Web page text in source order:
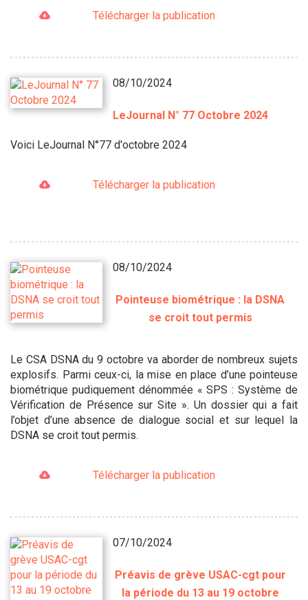
Télécharger la publication
08/10/2024
LeJournal N° 77 Octobre 2024
Voici LeJournal N°77 d'octobre 2024
Télécharger la publication
08/10/2024
Pointeuse biométrique : la DSNA
se croit tout permis
Le CSA DSNA du 9 octobre va aborder de nombreux sujets
explosifs. Parmi ceux-ci, la mise en place d’une pointeuse
biométrique pudiquement dénommée « SPS : Système de
Vérification de Présence sur Site ». Un dossier qui a fait
l’objet d’une absence de dialogue social et sur lequel la
DSNA se croit tout permis.
Télécharger la publication
07/10/2024
Préavis de grève USAC-cgt pour
la période du 13 au 19 octobre